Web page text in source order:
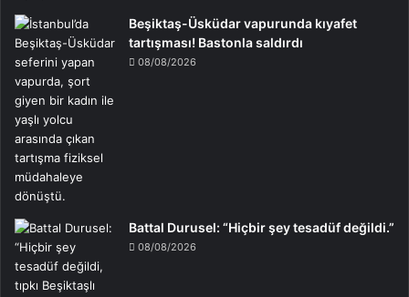
Beşiktaş-Üsküdar vapurunda kıyafet
tartışması! Bastonla saldırdı
08/08/2026
Battal Durusel: “Hiçbir şey tesadüf değildi.”
08/08/2026